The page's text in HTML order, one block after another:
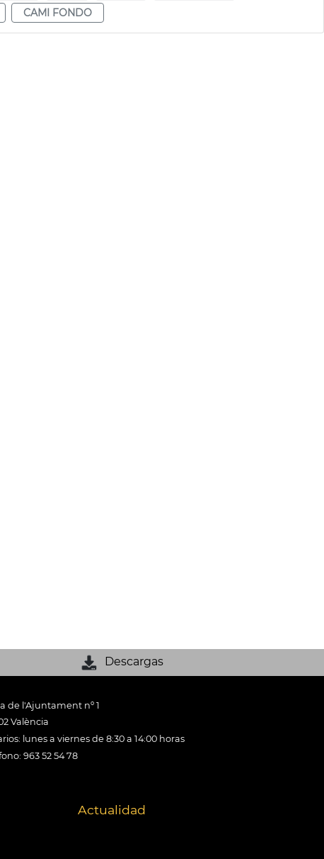
CAMI FONDO
Descargas
de l'Ajuntament nº 1
València
lunes a viernes de 8:30 a 14:00 horas
963 52 54 78
Actualidad